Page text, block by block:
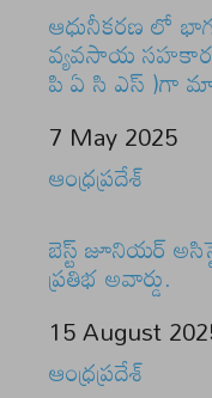
ఆధునీకరణ లో
వ్యవసాయ సహకార
పి ఏ సి ఎస్ )గా
Date
7 May 2025
In relation to
ఆంధ్రప్రదేశ్
బెస్ట్ జూనియర్
ప్రతిభ అవార్డు.
Date
15 August
In relation to
ఆంధ్రప్రదేశ్